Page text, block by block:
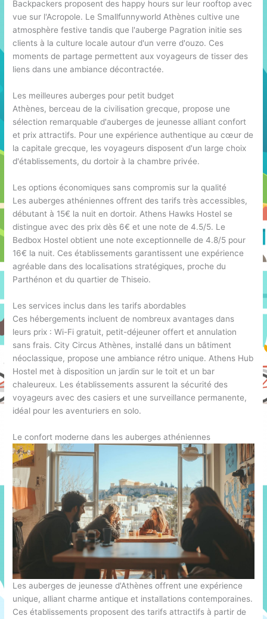
Backpackers proposent des happy hours sur leur rooftop avec
vue sur l'Acropole. Le Smallfunnyworld Athènes cultive une
atmosphère festive tandis que l'auberge Pagration initie ses
clients à la culture locale autour d'un verre d'ouzo. Ces
moments de partage permettent aux voyageurs de tisser des
liens dans une ambiance décontractée.
Les meilleures auberges pour petit budget
Athènes, berceau de la civilisation grecque, propose une
sélection remarquable d'auberges de jeunesse alliant confort
et prix attractifs. Pour une expérience authentique au cœur de
la capitale grecque, les voyageurs disposent d'un large choix
d'établissements, du dortoir à la chambre privée.
Les options économiques sans compromis sur la qualité
Les auberges athéniennes offrent des tarifs très accessibles,
débutant à 15€ la nuit en dortoir. Athens Hawks Hostel se
distingue avec des prix dès 6€ et une note de 4.5/5. Le
Bedbox Hostel obtient une note exceptionnelle de 4.8/5 pour
16€ la nuit. Ces établissements garantissent une expérience
agréable dans des localisations stratégiques, proche du
Parthénon et du quartier de Thiseio.
Les services inclus dans les tarifs abordables
Ces hébergements incluent de nombreux avantages dans
leurs prix : Wi-Fi gratuit, petit-déjeuner offert et annulation
sans frais. City Circus Athènes, installé dans un bâtiment
néoclassique, propose une ambiance rétro unique. Athens Hub
Hostel met à disposition un jardin sur le toit et un bar
chaleureux. Les établissements assurent la sécurité des
voyageurs avec des casiers et une surveillance permanente,
idéal pour les aventuriers en solo.
Le confort moderne dans les auberges athéniennes
Les auberges de jeunesse d'Athènes offrent une expérience
unique, alliant charme antique et installations contemporaines.
Ces établissements proposent des tarifs attractifs à partir de